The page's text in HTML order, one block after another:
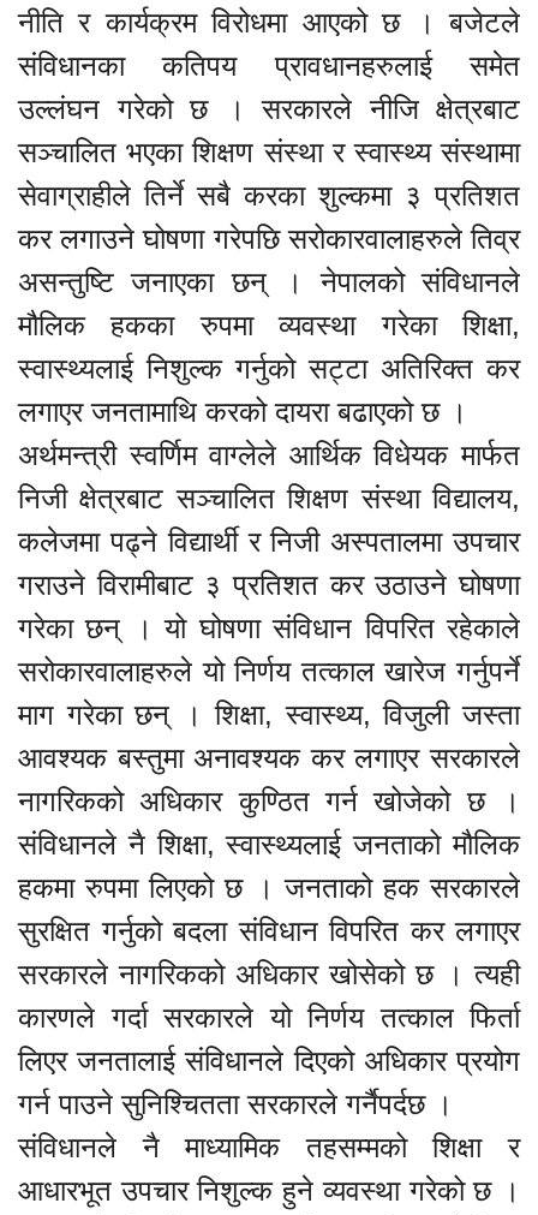
नीति र कार्यक्रम विरोधमा आएको छ । बजेटले
संविधानका कतिपय प्रावधानहरुलाई समेत
उल्लंघन गरेको छ । सरकारले नीजि क्षेत्रबाट
सञ्चालित भएका शिक्षण संस्था र स्वास्थ्य संस्थामा
सेवाग्राहीले तिर्ने सबै करका शुल्कमा ३ प्रतिशत
कर लगाउने घोषणा गरेपछि सरोकारवालाहरुले तिव्र
असन्तुष्टि जनाएका छन् । नेपालको संविधानले
मौलिक हकका रुपमा व्यवस्था गरेका शिक्षा,
स्वास्थ्यलाई निशुल्क गर्नुको सट्टा अतिरिक्त कर
लगाएर जनतामाथि करको दायरा बढाएको छ ।
अर्थमन्त्री स्वर्णिम वाग्लेले आर्थिक विधेयक मार्फत
निजी क्षेत्रबाट सञ्चालित शिक्षण संस्था विद्यालय,
कलेजमा पढ्ने विद्यार्थी र निजी अस्पतालमा उपचार
गराउने विरामीबाट ३ प्रतिशत कर उठाउने घोषणा
गरेका छन् । यो घोषणा संविधान विपरित रहेकाले
सरोकारवालाहरुले यो निर्णय तत्काल खारेज गर्नुपर्ने
माग गरेका छन् । शिक्षा, स्वास्थ्य, विजुली जस्ता
आवश्यक बस्तुमा अनावश्यक कर लगाएर सरकारले
नागरिकको अधिकार कुण्ठित गर्न खोजेको छ ।
संविधानले नै शिक्षा, स्वास्थ्यलाई जनताको मौलिक
हकमा रुपमा लिएको छ । जनताको हक सरकारले
सुरक्षित गर्नुको बदला संविधान विपरित कर लगाएर
सरकारले नागरिकको अधिकार खोसेको छ । त्यही
कारणले गर्दा सरकारले यो निर्णय तत्काल फिर्ता
लिएर जनतालाई संविधानले दिएको अधिकार प्रयोग
गर्न पाउने सुनिश्चितता सरकारले गर्नैपर्दछ ।
संविधानले नै माध्यामिक तहसम्मको शिक्षा र
आधारभूत उपचार निशुल्क हुने व्यवस्था गरेको छ ।